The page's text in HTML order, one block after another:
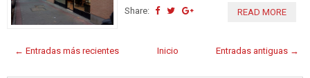
Share:
READ MORE
← Entradas más recientes Entradas antiguas →
Inicio